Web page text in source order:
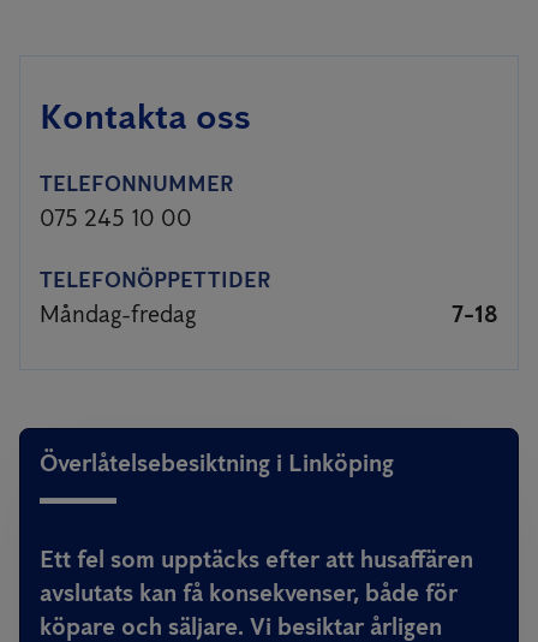
Kontakta oss
TELEFONNUMMER
075 245 10 00
TELEFONÖPPETTIDER
Måndag-fredag 7-18
Överlåtelsebesiktning i Linköping
Ett fel som upptäcks efter att husaffären
avslutats kan få konsekvenser, både för
köpare och säljare. Vi besiktar årligen